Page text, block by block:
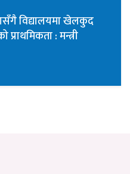
विद्यालयमा खेलकुद
प्राथमिकता : मन्त्री